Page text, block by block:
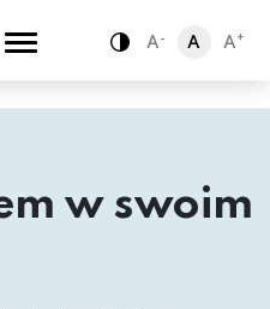
Zamiana
A - A A +
Zamiana
A - A A +
Zgłoszenie
w swoim